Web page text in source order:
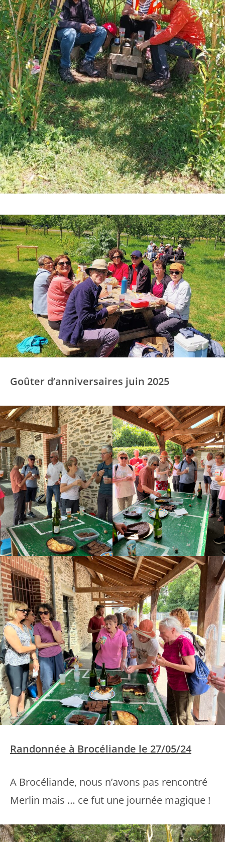
Goûter d’anniversaires juin 2025
Randonnée à Brocéliande le 27/05/24
A Brocéliande, nous n’avons pas rencontré
Merlin mais … ce fut une journée magique !